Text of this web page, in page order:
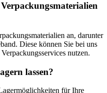
an, darunter
Diese können Sie bei uns
nutzen.
lassen?
für Ihre